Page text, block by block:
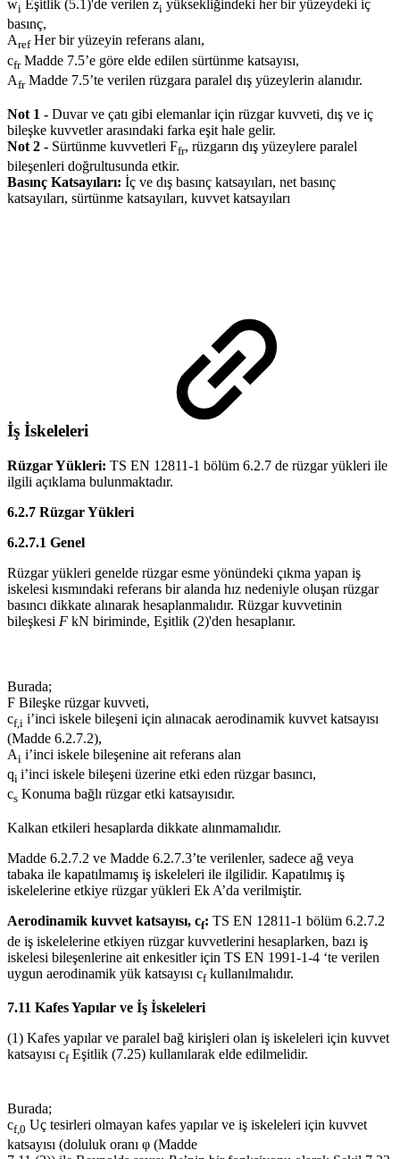
wi Eşitlik (5.1)'de verilen zi yüksekliğindeki her bir yüzeydeki iç
basınç,
ArefHer bir yüzeyin referans alanı,
cfrMadde 7.5’e göre elde edilen sürtünme katsayısı,
AfrMadde 7.5’te verilen rüzgara paralel dış yüzeylerin alanıdır.
Not 1 - Duvar ve çatı gibi elemanlar için rüzgar kuvveti, dış ve iç
bileşke kuvvetler arasındaki farka eşit hale gelir.
Not 2 - Sürtünme kuvvetleri Ffr, rüzgarın dış yüzeylere paralel
bileşenleri doğrultusunda etkir.
Basınç Katsayıları: İç ve dış basınç katsayıları, net basınç
katsayıları, sürtünme katsayıları, kuvvet katsayıları
İş İskeleleri
Rüzgar Yükleri: TS EN 12811-1 bölüm 6.2.7 de rüzgar yükleri ile
ilgili açıklama bulunmaktadır.
6.2.7 Rüzgar Yükleri
6.2.7.1 Genel
Rüzgar yükleri genelde rüzgar esme yönündeki çıkma yapan iş
iskelesi kısmındaki referans bir alanda hız nedeniyle oluşan rüzgar
basıncı dikkate alınarak hesaplanmalıdır. Rüzgar kuvvetinin
bileşkesi F kN biriminde, Eşitlik (2)'den hesaplanır.
Burada;
F Bileşke rüzgar kuvveti,
cf,i i’inci iskele bileşeni için alınacak aerodinamik kuvvet katsayısı
(Madde 6.2.7.2),
Ai i’inci iskele bileşenine ait referans alan
qi i’inci iskele bileşeni üzerine etki eden rüzgar basıncı,
cs Konuma bağlı rüzgar etki katsayısıdır.
Kalkan etkileri hesaplarda dikkate alınmamalıdır.
Madde 6.2.7.2 ve Madde 6.2.7.3’te verilenler, sadece ağ veya
tabaka ile kapatılmamış iş iskeleleri ile ilgilidir. Kapatılmış iş
iskelelerine etkiye rüzgar yükleri Ek A’da verilmiştir.
Aerodinamik kuvvet katsayısı, cf: TS EN 12811-1 bölüm 6.2.7.2
de iş iskelelerine etkiyen rüzgar kuvvetlerini hesaplarken, bazı iş
iskelesi bileşenlerine ait enkesitler için TS EN 1991-1-4 ‘te verilen
uygun aerodinamik yük katsayısı cfkullanılmalıdır.
7.11 Kafes Yapılar ve İş İskeleleri
(1) Kafes yapılar ve paralel bağ kirişleri olan iş iskeleleri için kuvvet
katsayısı cfEşitlik (7.25) kullanılarak elde edilmelidir.
Burada;
cf,0 Uç tesirleri olmayan kafes yapılar ve iş iskeleleri için kuvvet
katsayısı (doluluk oranı φ (Madde